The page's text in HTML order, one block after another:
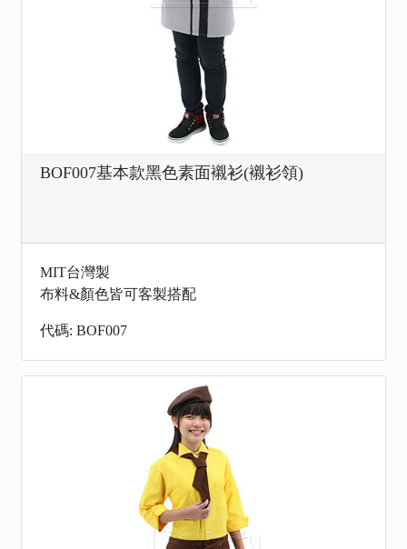
BOF007基本款黑色素面襯衫(襯衫領)
MIT台灣製
布料&顏色皆可客製搭配
代碼: BOF007